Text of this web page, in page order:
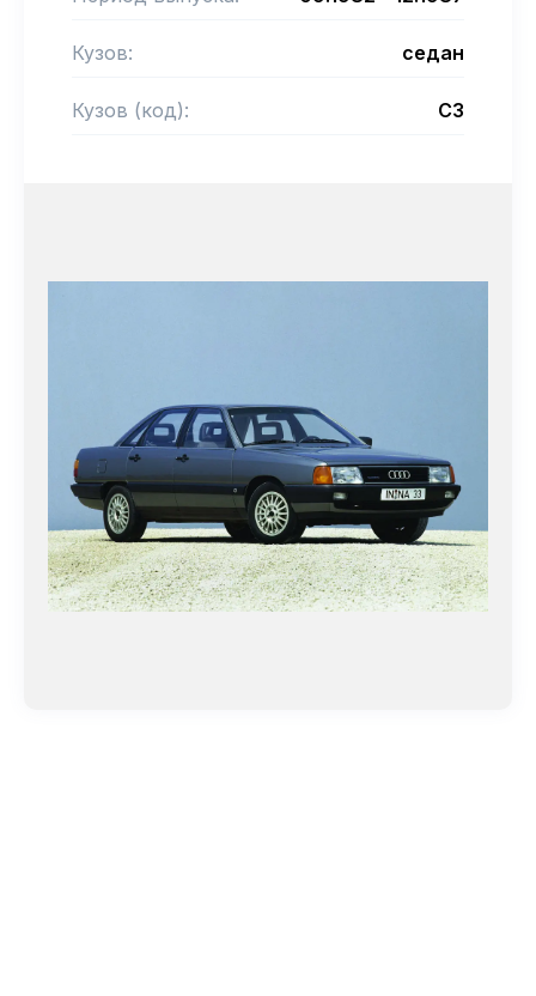
Кузов: седан
Кузов (код): C3